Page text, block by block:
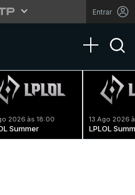
Entrar
Toggle
2026 às 18:00
Summer
13 Ago 2026
LPLOL